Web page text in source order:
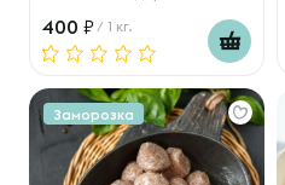
400 / 1 кг.
Заморозка